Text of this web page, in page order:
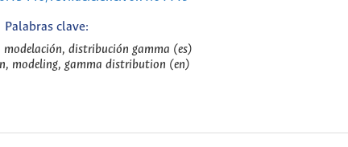
Palabras clave:
modelación, distribución gamma (es)
modeling, gamma distribution (en)